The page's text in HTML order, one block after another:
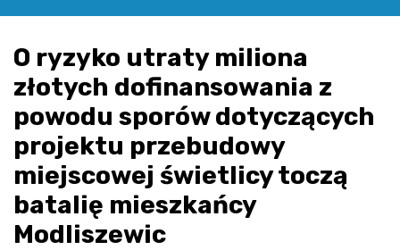
O ryzyko utraty miliona
złotych dofinansowania z
powodu sporów dotyczących
projektu przebudowy
miejscowej świetlicy toczą
batalię mieszkańcy
Modliszewic